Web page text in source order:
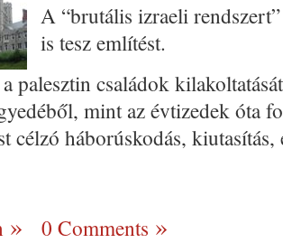
A “brutális izraeli
is tesz említést.
palesztin családok
mint az évtizedek óta
célzó háborúskodás,
0 Comments